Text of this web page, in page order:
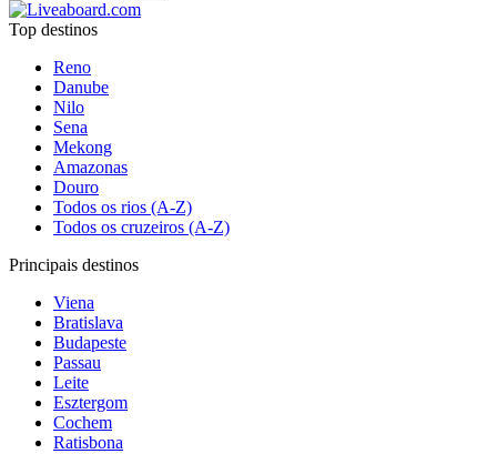
Top destinos
Reno
Danube
Nilo
Sena
Mekong
Amazonas
Douro
Todos os rios (A-Z)
Todos os cruzeiros (A-Z)
Principais destinos
Viena
Bratislava
Budapeste
Passau
Leite
Esztergom
Cochem
Ratisbona